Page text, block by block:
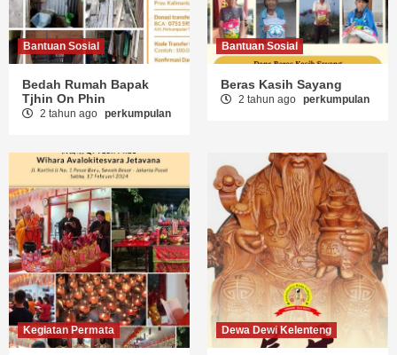
Bantuan Sosial
Bedah Rumah Bapak
Tjhin On Phin
2 tahun ago perkumpulan
Bantuan Sosial
Beras Kasih Sayang
2 tahun ago perkumpulan
Kegiatan Permata Dewa Dewi Kelenteng